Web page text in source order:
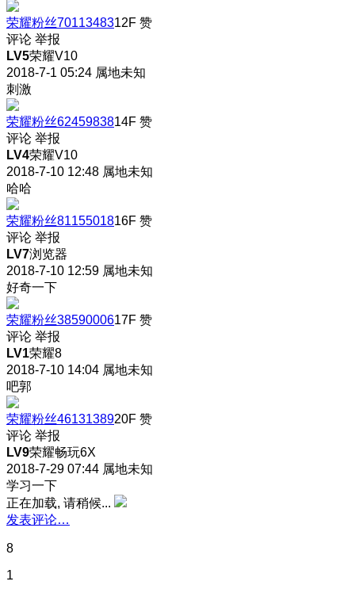
荣耀粉丝7011348312F 赞
评论 举报
LV5荣耀V10
2018-7-1 05:24 属地未知
刺激
荣耀粉丝6245983814F 赞
评论 举报
LV4荣耀V10
2018-7-10 12:48 属地未知
哈哈
荣耀粉丝8115501816F 赞
评论 举报
LV7浏览器
2018-7-10 12:59 属地未知
好奇一下
荣耀粉丝3859000617F 赞
评论 举报
LV1荣耀8
2018-7-10 14:04 属地未知
吧郭
荣耀粉丝4613138920F 赞
评论 举报
LV9荣耀畅玩6X
2018-7-29 07:44 属地未知
学习一下
正在加载, 请稍候...
发表评论…
8
1